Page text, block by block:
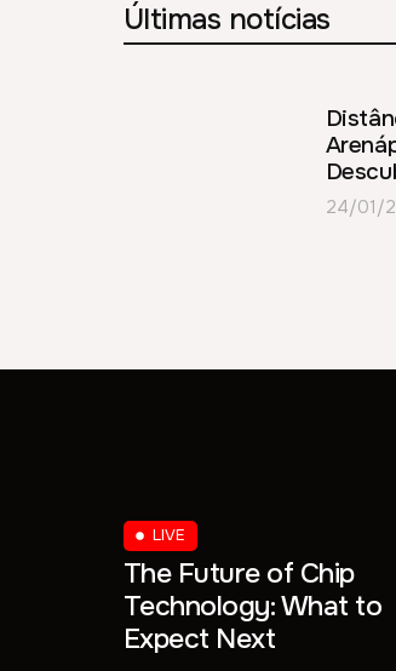
Últimas notícias
24/01/
LIVE
The Future of Chip
Technology: What to
Expect Next